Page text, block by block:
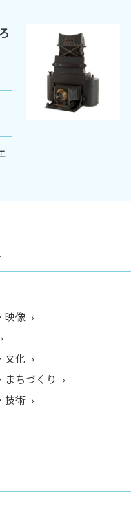
映像
文化
まちづくり
技術